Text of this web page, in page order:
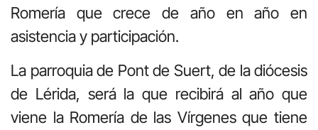
Romería que crece de año en año en
asistencia y participación.
La parroquia de Pont de Suert, de la diócesis
de Lérida, será la que recibirá al año que
viene la Romería de las Vírgenes que tiene